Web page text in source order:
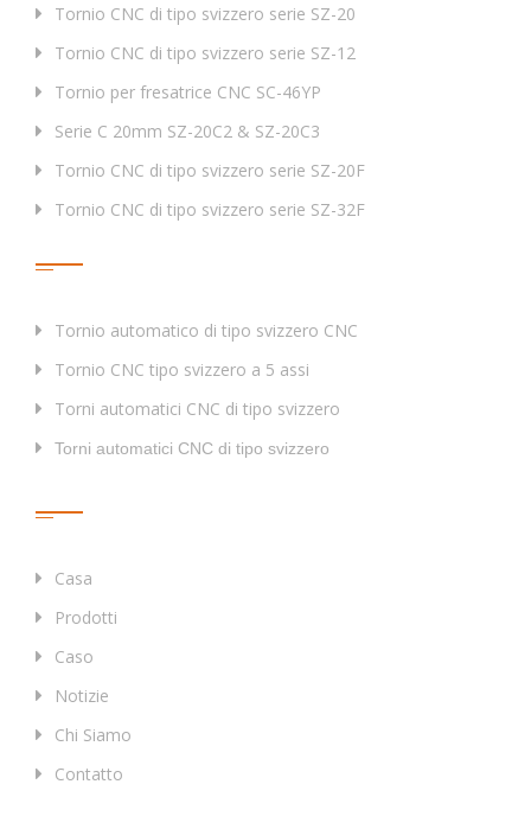
Tornio CNC di tipo svizzero serie SZ-20
Tornio CNC di tipo svizzero serie SZ-12
Tornio per fresatrice CNC SC-46YP
Serie C 20mm SZ-20C2 & SZ-20C3
Tornio CNC di tipo svizzero serie SZ-20F
Tornio CNC di tipo svizzero serie SZ-32F
Tornio automatico di tipo svizzero CNC
Tornio CNC tipo svizzero a 5 assi
Torni automatici CNC di tipo svizzero
Torni automatici CNC di tipo svizzero
Casa
Prodotti
Caso
Notizie
Chi Siamo
Contatto